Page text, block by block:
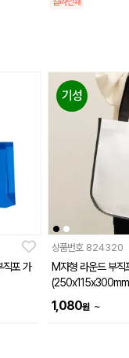
직포 가
기성
상품번호 824320
M자형 라운드 부직
1,080원 ~